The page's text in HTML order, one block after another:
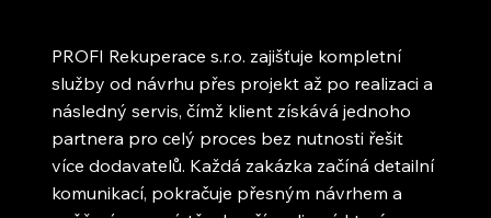
PROFI Rekuperace s.r.o. zajišťuje kompletní
služby od návrhu přes projekt až po realizaci a
následný servis, čímž klient získává jednoho
partnera pro celý proces bez nutnosti řešit
více dodavatelů. Každá zakázka začíná detailní
komunikací, pokračuje přesným návrhem a